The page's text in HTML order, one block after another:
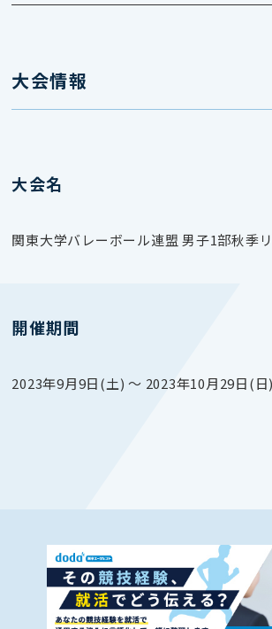
大会情報
大会名
関東大学バレーボール連盟 男子1部秋季
開催期間
2023年9月9日(土) 〜 2023年10月29日(日)